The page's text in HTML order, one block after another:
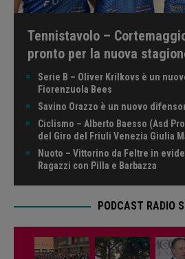
Tennistavolo –
pronto per la nuova
Serie B – Oliver Krilkovs è un
Fiorenzuola Bees
Savino Orazzo è un nuovo
Ciclismo – Alberto Baesso (Asd
del Giro del Friuli Venezia Giulia
Nuoto – Vittorino da Feltre in
Ragazzi con Pilla e Barbazza
PODCAST RADIO